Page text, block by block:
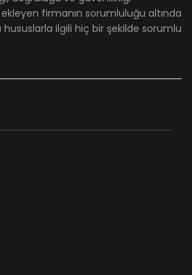
firmanın sorumluluğu altında
ilgili hiç bir şekilde sorumlu